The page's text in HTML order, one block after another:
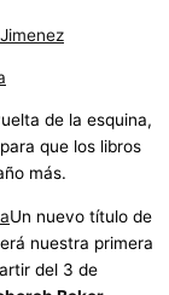
de la esquina,
que los libros
más.
Un nuevo título de
nuestra primera
del 3 de